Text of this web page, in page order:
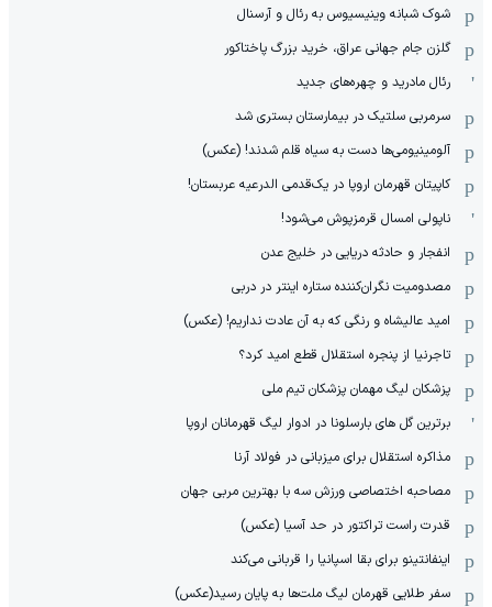
شوک شبانه وینیسیوس به رئال و آرسنال
گلزن جام جهانی عراق، خرید بزرگ پاختاکور
رئال مادرید و چهره‌های جدید
سرمربی سلتیک در بیمارستان بستری شد
آلومینیومی‌ها دست به سیاه قلم شدند! (عکس)
کاپیتان قهرمان اروپا در یک‌قدمی الدرعیه عربستان!
ناپولی امسال قرمزپوش می‌شود!
انفجار و حادثه دریایی در خلیج عدن
مصدومیت نگران‌کننده ستاره اینتر در دربی
امید عالیشاه و رنگی که به آن عادت نداریم! (عکس)
تاجرنیا از پنجره استقلال قطع امید کرد؟
پزشکان لیگ مهمان پزشکان تیم ملی
برترین گل های بارسلونا در ادوار لیگ قهرمانان اروپا
مذاکره استقلال برای میزبانی در فولاد آرنا
مصاحبه اختصاصی ورزش سه با بهترین مربی جهان
قدرت راست تراکتور در حد آسیا (عکس)
اینفانتینو برای بقا اسپانیا را قربانی می‌کند
سفر طلایی قهرمان لیگ ملت‌ها به پایان رسید(عکس)